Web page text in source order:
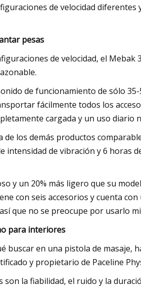
de velocidad
pesas
de velocidad, el
de funcionamiento de sólo
fácilmente todos los
cargada y un uso diario
de los demás productos
intensidad de vibración y 6 horas
y un 20% más ligero que su
con seis accesorios y cuenta
que no se preocupe por usarlo
para interiores
buscar en una pistola de masaje,
y propietario de Paceline
la fiabilidad, el ruido y la